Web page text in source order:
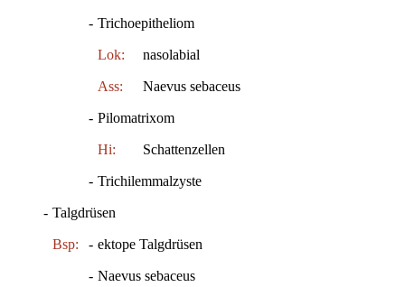
- Trichoepitheliom
Lok: nasolabial
Ass: Naevus sebaceus
- Pilomatrixom
Hi: Schattenzellen
- Trichilemmalzyste
- Talgdrüsen
Bsp: - ektope Talgdrüsen
- Naevus sebaceus